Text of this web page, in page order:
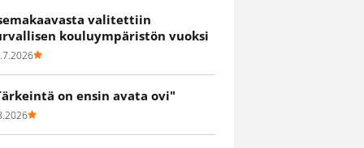
valitettiin
kouluympäristön vuoksi
on ensin avata ovi"